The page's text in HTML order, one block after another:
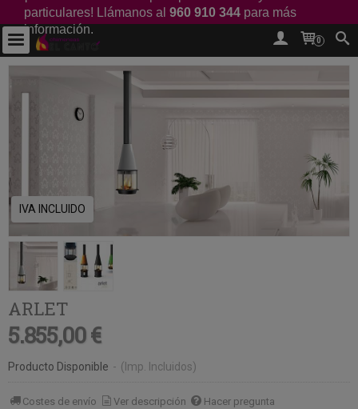
particulares! Llámanos al 960 910 344 para más
información.
0
IVA INCLUIDO
ARLET
5.855,00 €
Producto Disponible - (Imp. Incluidos)
Costes de envío Ver descripción Hacer pregunta